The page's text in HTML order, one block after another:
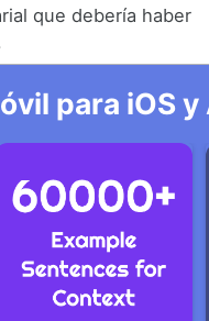
que debería haber
para iOS